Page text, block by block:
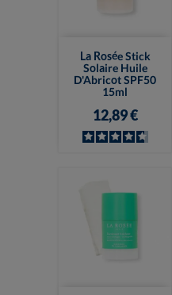
La Rosée Stick
Solaire Huile
D'Abricot SPF50
15ml
12,89 €